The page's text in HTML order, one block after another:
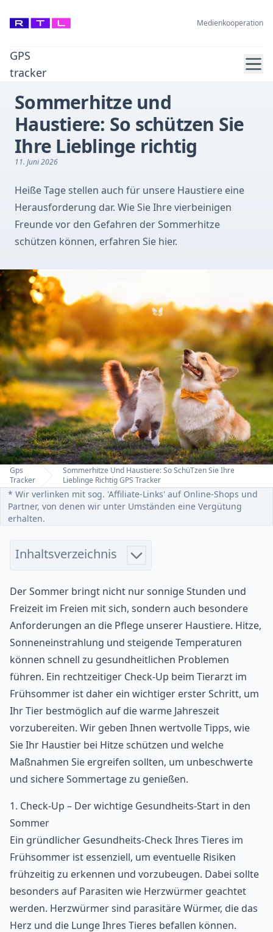
Medienkooperation
GPS
tracker
Sommerhitze und
Haustiere: So schützen Sie
Ihre Lieblinge richtig
11. Juni 2026
Heiße Tage stellen auch für unsere Haustiere eine
Herausforderung dar. Wie Sie Ihre vierbeinigen
Freunde vor den Gefahren der Sommerhitze
schützen können, erfahren Sie hier.
Home
Gps
Tracker
Sommerhitze Und Haustiere: So SchüTzen Sie Ihre
Lieblinge Richtig GPS Tracker
* Wir verlinken mit sog. 'Affiliate-Links' auf Online-Shops und
Partner, von denen wir unter Umständen eine Vergütung
erhalten.
Der Sommer bringt nicht nur sonnige Stunden und
Freizeit im Freien mit sich, sondern auch besondere
Anforderungen an die Pflege unserer Haustiere. Hitze,
Sonneneinstrahlung und steigende Temperaturen
können schnell zu gesundheitlichen Problemen
führen. Ein rechtzeitiger Check-Up beim Tierarzt im
Frühsommer ist daher ein wichtiger erster Schritt, um
Ihr Tier bestmöglich auf die warme Jahreszeit
vorzubereiten. Wir geben Ihnen wertvolle Tipps, wie
Sie Ihr Haustier bei Hitze schützen und welche
Maßnahmen Sie ergreifen sollten, um unbeschwerte
und sichere Sommertage zu genießen.
1. Check-Up – Der wichtige Gesundheits-Start in den
Sommer
Ein gründlicher Gesundheits-Check Ihres Tieres im
Frühsommer ist essenziell, um eventuelle Risiken
frühzeitig zu erkennen und vorzubeugen. Dabei sollte
besonders auf Parasiten wie Herzwürmer geachtet
werden. Herzwürmer sind parasitäre Würmer, die das
Herz und die Lunge Ihres Tieres befallen können.
Inhaltsverzeichnis